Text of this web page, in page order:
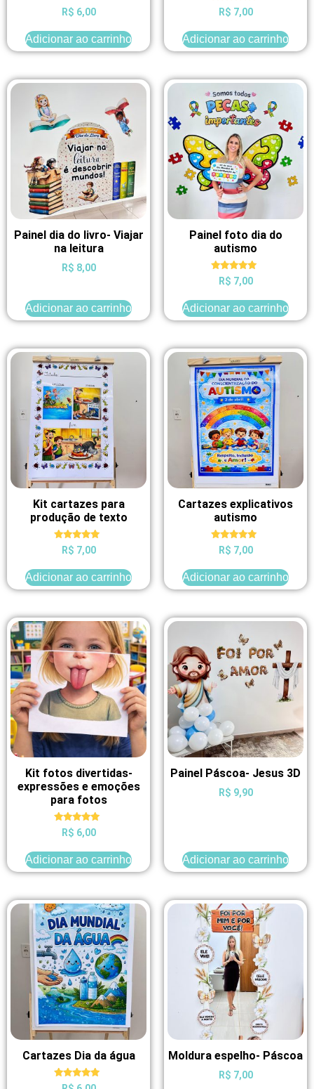
R$ 6,00
Adicionar ao carrinho
Avaliação
5.00
R$ 7,00
Adicionar ao carrinho
Painel dia do livro- Viajar
na leitura
R$ 8,00
Adicionar ao carrinho
Painel foto dia do
autismo
Avaliação
5.00
R$ 7,00
Adicionar ao carrinho
Kit cartazes para
produção de texto
Avaliação
5.00
R$ 7,00
Adicionar ao carrinho
Cartazes explicativos
autismo
Avaliação
5.00
R$ 7,00
Adicionar ao carrinho
Kit fotos divertidas-
expressões e emoções
para fotos
Avaliação
5.00
R$ 6,00
Adicionar ao carrinho
Painel Páscoa- Jesus 3D
R$ 9,90
Adicionar ao carrinho
Cartazes Dia da água
Avaliação
Moldura espelho- Páscoa
R$ 7,00